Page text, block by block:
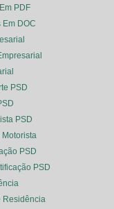
PDF
Em DOC
PSD
PSD
Motorista
PSD
PSD
Residência